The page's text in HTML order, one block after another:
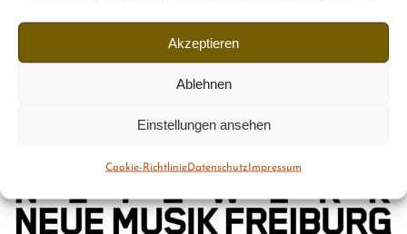
Akzeptieren
Ablehnen
Einstellungen ansehen
Cookie-RichtlinieDatenschutz Impressum
Cookie-Richtlinie (EU)
Präsentiert von